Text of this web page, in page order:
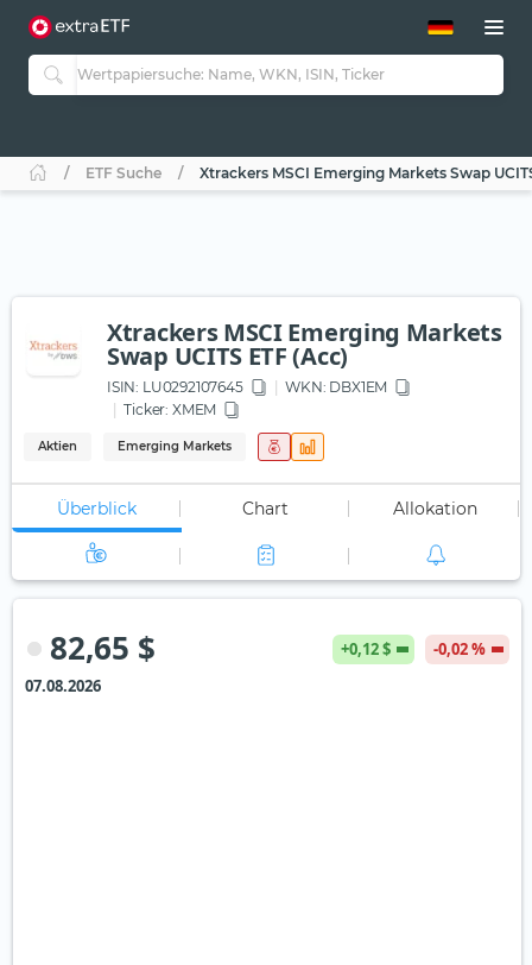
ETF-Guide 2.0
Guide Aktive ETFs
ETF-Sparpläne
ETF Suche Xtrackers MSCI Emerging Markets Swap
Xtrackers MSCI Emerging Markets
Swap UCITS ETF (Acc)
ISIN: LU0292107645 WKN: DBX1EM
Ticker: XMEM
Aktien Emerging Markets
Überblick Chart Allokation
82,65 $ +0,12 $
-0,02 %
07.08.2026